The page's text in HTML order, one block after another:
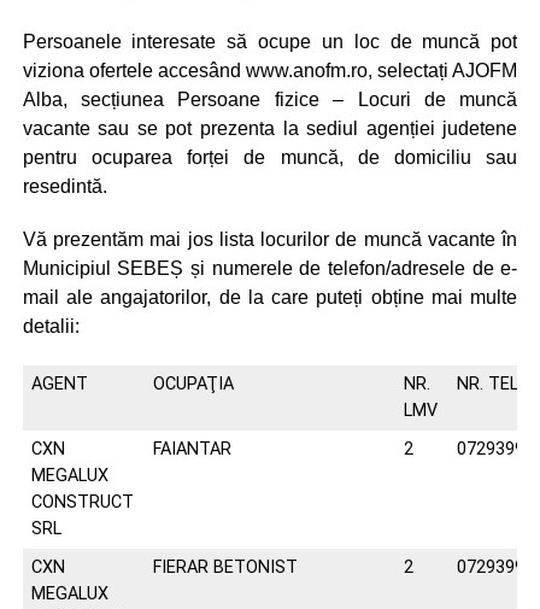
Persoanele interesate să ocupe un loc de muncă pot
viziona ofertele accesând www.anofm.ro, selectați AJOFM
Alba, secțiunea Persoane fizice – Locuri de muncă
vacante sau se pot prezenta la sediul agenției judetene
pentru ocuparea forței de muncă, de domiciliu sau
resedintă.
Vă prezentăm mai jos lista locurilor de muncă vacante în
Municipiul SEBEȘ și numerele de telefon/adresele de e-
mail ale angajatorilor, de la care puteți obține mai multe
detalii:
AGENT OCUPAŢIA
NR.
LMV
NR.
CXN
MEGALUX
CONSTRUCT
SRL
FAIANTAR 2
CXN
MEGALUX
FIERAR BETONIST 2